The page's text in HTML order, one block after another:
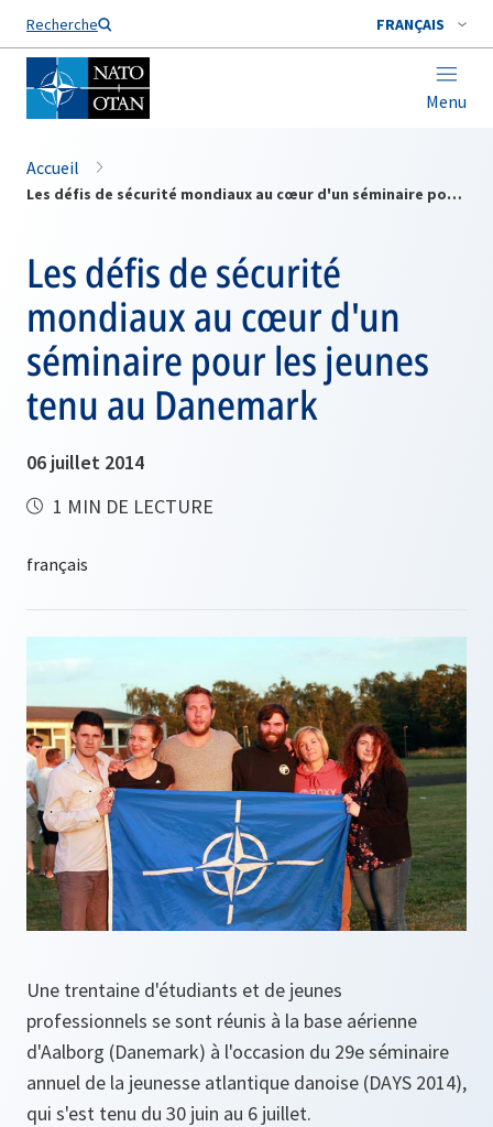
Recherche FRANÇAIS
Menu
Nom de famille*
Accueil
Les défis de sécurité mondiaux au cœur d'un séminaire pour les jeunes tenu au Danemark
Les défis de sécurité
mondiaux au cœur d'un
séminaire pour les jeunes
tenu au Danemark
06 juillet 2014
1 MIN DE LECTURE
Une trentaine d'étudiants et de jeunes
professionnels se sont réunis à la base aérienne
d'Aalborg (Danemark) à l'occasion du 29e séminaire
annuel de la jeunesse atlantique danoise (DAYS 2014),
qui s'est tenu du 30 juin au 6 juillet.